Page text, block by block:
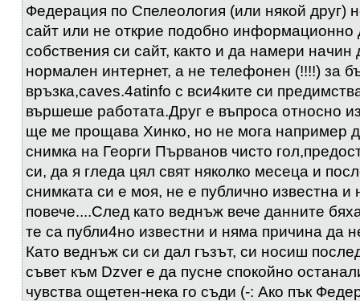
Федерация по Спелеология (или някой друг)
сайт или не открие подобно информационно
собствения си сайт, както и да намери начин
нормален интернет, а не телефонен (!!!!) за
връзка,caves.4atinfo с вси4ките си
вършеше работата.Друг е въпроса относно
ще ме прощава Хинко, но не мога например
снимка на Георги Първанов чисто
си, да я гледа цял свят няколко месеца и
снимката си е моя, не е публично известна и
повече....След като веднъж вече данните
те са публи4но известни и няма причина да
Като веднъж си си дал гъзът, си носиш
съвет към Dzver е да пусне спокойно
чувства ощетен-нека го съди (-: Ако пък